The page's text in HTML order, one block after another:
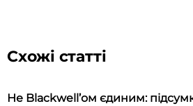
Схожі статті
Не Blackwell’ом єдиним: